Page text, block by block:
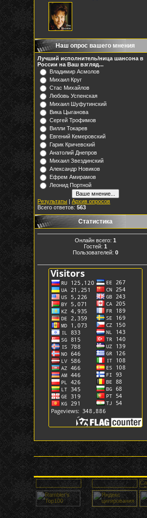
Наш опрос вашего мнения
Лучший исполнитель/ница шансона в
России на Ваш взгляд...
Владимир Асмолов
Михаил Круг
Стас Михайлов
Любовь Успенская
Михаил Шуфутинский
Вика Цыганова
Сергей Трофимов
Вилли Токарев
Евгений Кемеровский
Гарик Кричевский
Анатолий Днепров
Михаил Звездинский
Александр Новиков
Ефрем Амирамов
Леонид Портной
Результаты |Архив опросов
Всего ответов:563
Статистика
Онлайн всего: 1
Гостей: 1
Пользователей: 0